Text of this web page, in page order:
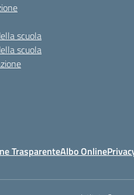
scuola
scuola
TrasparenteAlbo Online